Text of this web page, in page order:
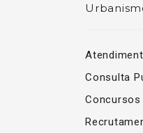
Consulta
Concursos